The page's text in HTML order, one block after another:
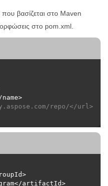
βασίζεται στο Maven
στο pom.xml.
repo/</url>